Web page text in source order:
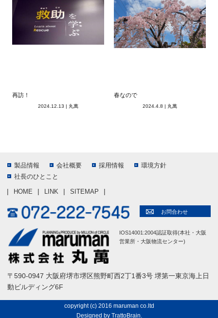
再訪！
2024.12.13 | 丸萬
春なので
2024.4.8 | 丸萬
製品情報 会社概要 採用情報
環境方針
社長のひとこと
HOME LINK SITEMAP
お問合わせ
IOS14001:2004認証取得(本社・大阪
営業所・大阪物流センター)
〒590-0947 大阪府堺市堺区熊野町西2丁1番3号 堺第一東京海上日
動ビルディング6F
copyright (c) 2016 maruman co.ltd
Designed by TrattoBrain